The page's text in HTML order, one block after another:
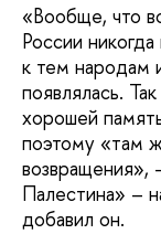
«Вообще, что
России
к тем народам
появлялась.
хорошей
поэтому «там
возвращения»,
Палестина» –
добавил он.